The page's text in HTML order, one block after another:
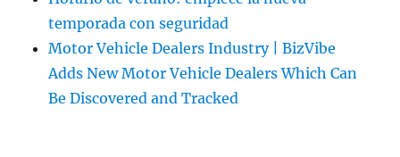
temporada con seguridad
Motor Vehicle Dealers Industry | BizVibe
Adds New Motor Vehicle Dealers Which Can
Be Discovered and Tracked